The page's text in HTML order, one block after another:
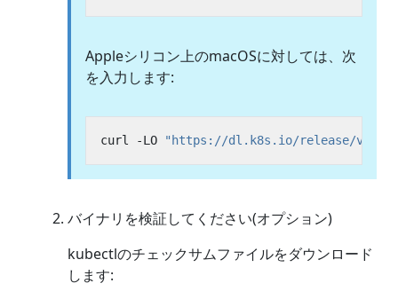
Appleシリコン上のmacOSに対しては、次
を入力します:
curl -LO "https://dl.k8s.io/release/
バイナリを検証してください(オプション)
kubectlのチェックサムファイルをダウンロード
します: